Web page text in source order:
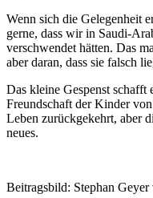
Wenn sich die Gelegenheit
gerne, dass wir in Saudi-
verschwendet hätten. Das
aber daran, dass sie falsch
Das kleine Gespenst schafft
Freundschaft der Kinder
Leben zurückgekehrt, aber
neues.
Beitragsbild: Stephan